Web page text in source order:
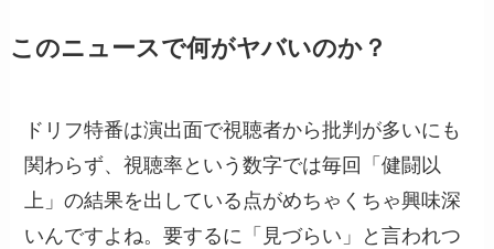
このニュースで何がヤバいのか？
ドリフ特番は演出面で視聴者から批判が多いにも
関わらず、視聴率という数字では毎回「健闘以
上」の結果を出している点がめちゃくちゃ興味深
いんですよね。要するに「見づらい」と言われつ